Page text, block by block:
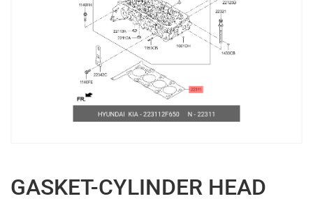
GASKET-CYLINDER HEAD